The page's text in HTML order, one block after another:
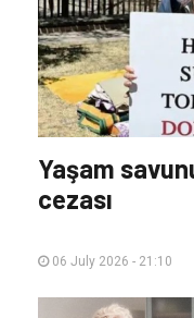
Yaşam
cezası
06 July 2026 - 21:10